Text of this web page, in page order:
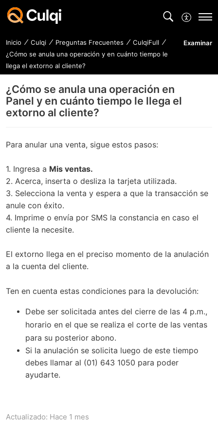
Inicio Culqi Preguntas Frecuentes
CulqiFull
¿Cómo se anula una operación y en cuánto tiempo le
llega el extorno al cliente?
Examinar
¿Cómo se anula una operación en
Panel y en cuánto tiempo le llega el
extorno al cliente?
Para anular una venta, sigue estos pasos:
1. Ingresa a Mis ventas.
2. Acerca, inserta o desliza la tarjeta utilizada.
3. Selecciona la venta y espera a que la transacción se
anule con éxito.
4. Imprime o envía por SMS la constancia en caso el
cliente la necesite.
El extorno llega en el preciso momento de la anulación
a la cuenta del cliente.
Ten en cuenta estas condiciones para la devolución:
Debe ser solicitada antes del cierre de las 4 p.m.,
horario en el que se realiza el corte de las ventas
para su posterior abono.
Si la anulación se solicita luego de este tiempo
debes llamar al (01) 643 1050 para poder
ayudarte.
Actualizado: Hace 1 mes